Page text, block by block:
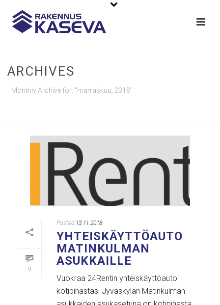
ARCHIVES
Monthly Archive for: "marraskuu, 2018"
0
Posted 13.11.2018
YHTEISKÄYTTÖAUTO
MATINKULMAN
ASUKKAILLE
Vuokraa 24Rentin yhteiskäyttöauto
kotipihastasi Jyväskylän Matinkulman